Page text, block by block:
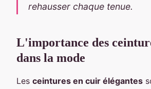
rehausser chaque tenue.
L'importance des
dans la mode
Les ceintures en cuir élégantes